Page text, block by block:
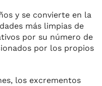
y se convierte en la
más limpias de
por su número de
por los propios
los excrementos